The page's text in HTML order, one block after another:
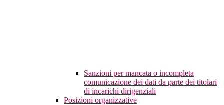
Sanzioni per mancata o incompleta
comunicazione dei dati da parte dei titolari
di incarichi dirigenziali
Posizioni organizzative